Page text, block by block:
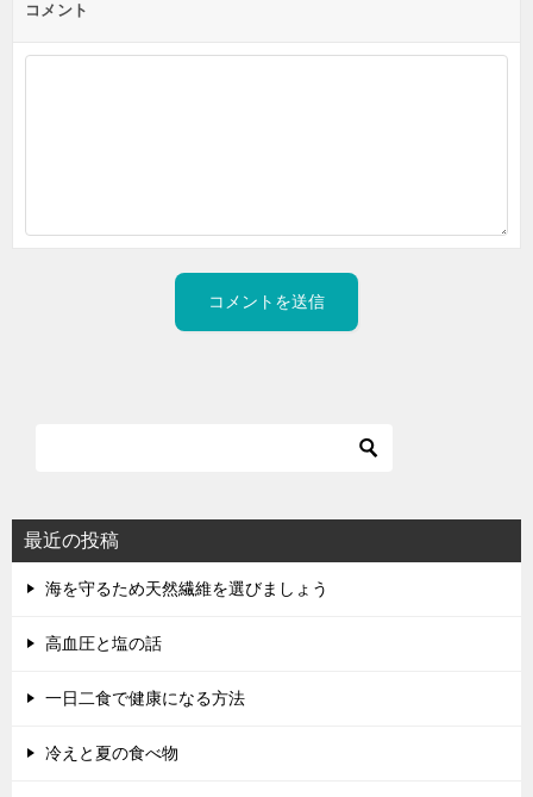
コメント
最近の投稿
海を守るため天然繊維を選びましょう
高血圧と塩の話
一日二食で健康になる方法
冷えと夏の食べ物